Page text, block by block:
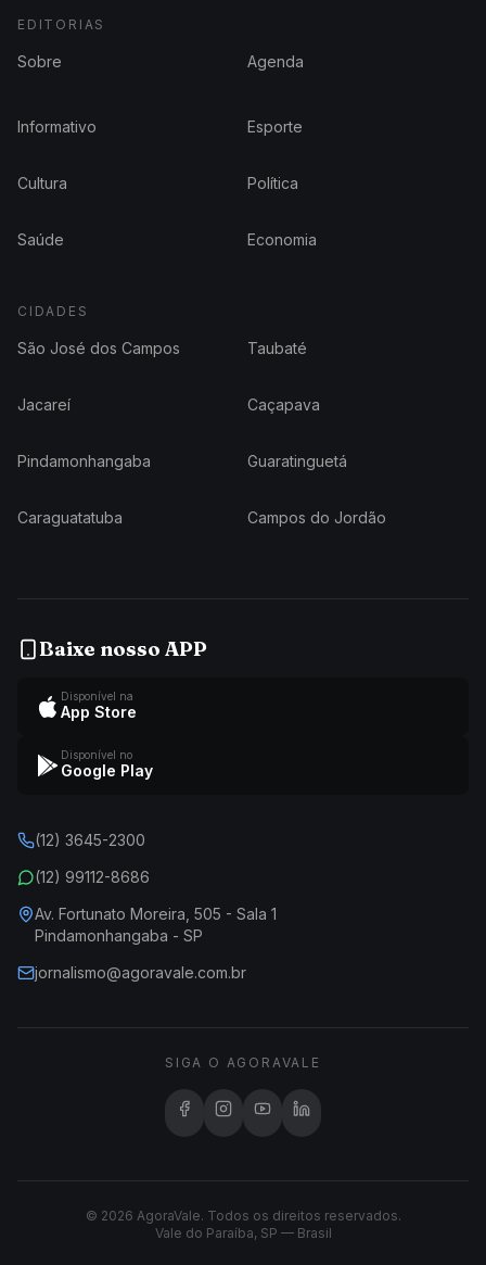
EDITORIAS
Sobre Agenda
Informativo Esporte
Cultura Política
Saúde Economia
CIDADES
São José dos Campos Taubaté
Jacareí Caçapava
Pindamonhangaba Guaratinguetá
Caraguatatuba Campos do Jordão
Baixe nosso APP
Disponível na
App Store
Disponível no
Google Play
(12) 3645-2300
(12) 99112-8686
Av. Fortunato Moreira, 505 - Sala 1
Pindamonhangaba - SP
jornalismo@agoravale.com.br
SIGA O AGORAVALE
© 2026 AgoraVale. Todos os direitos reservados.
Vale do Paraíba, SP — Brasil